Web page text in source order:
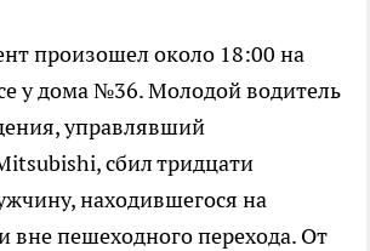
произошел около 18:00 на
у дома №36. Молодой водитель
управлявший
сбил тридцати
находившегося на
вне пешеходного перехода. От